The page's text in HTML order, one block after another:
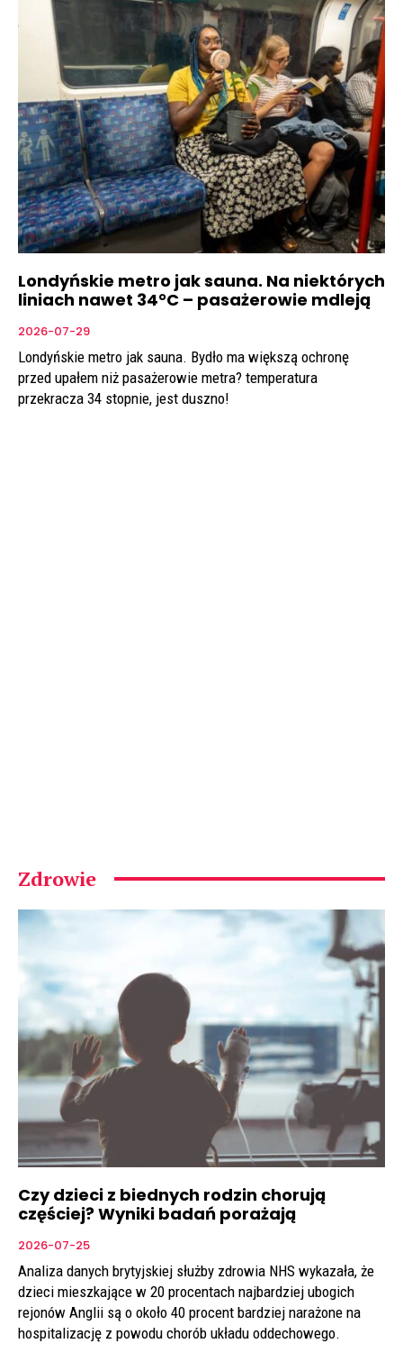
Londyńskie metro jak sauna. Na niektórych
liniach nawet 34°C – pasażerowie mdleją
2026-07-29
Londyńskie metro jak sauna. Bydło ma większą ochronę
przed upałem niż pasażerowie metra? temperatura
przekracza 34 stopnie, jest duszno!
Zdrowie
Czy dzieci z biednych rodzin chorują
częściej? Wyniki badań porażają
2026-07-25
Analiza danych brytyjskiej służby zdrowia NHS wykazała, że
dzieci mieszkające w 20 procentach najbardziej ubogich
rejonów Anglii są o około 40 procent bardziej narażone na
hospitalizację z powodu chorób układu oddechowego.